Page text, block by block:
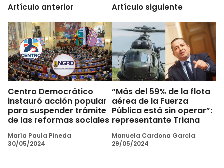
Artículo anterior
Centro Democrático
instauró acción popular
para suspender trámite
de las reformas sociales
María Paula Pineda
30/05/2024
Artículo siguiente
“Más del 59% de la flota
aérea de la Fuerza
Pública está sin operar”:
representante Triana
Manuela Cardona García
29/05/2024